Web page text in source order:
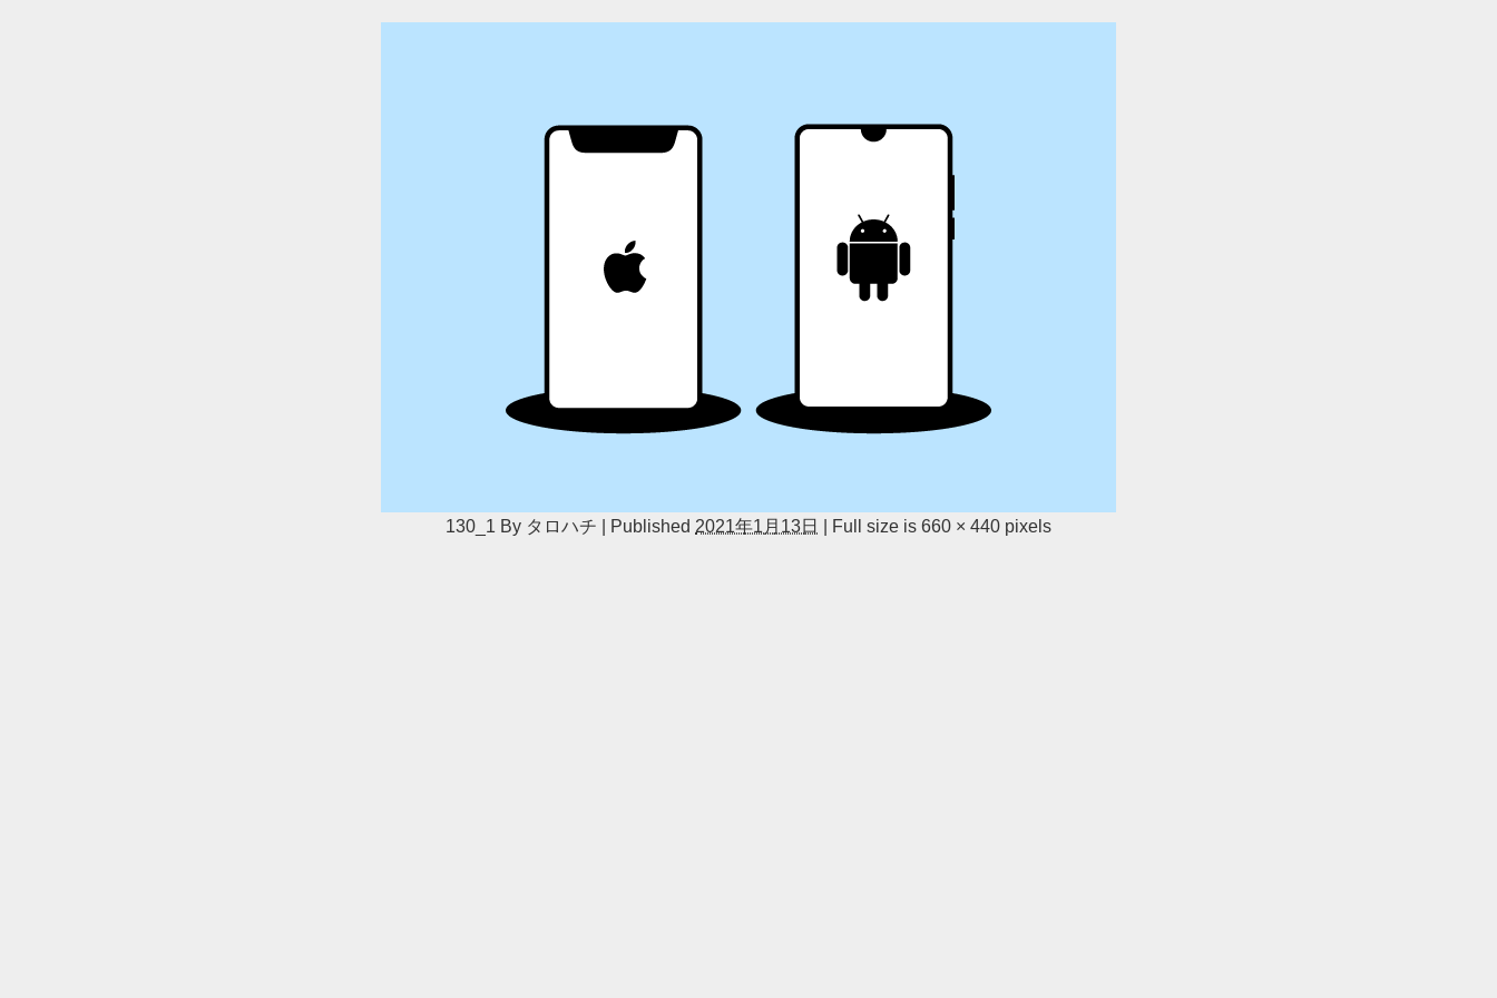
130_1 By タロハチ Published 2021年1月13日 Full size is 660 × 440 pixels